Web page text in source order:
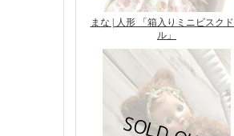
まな | 人形 「箱入りミニビスク
ル」